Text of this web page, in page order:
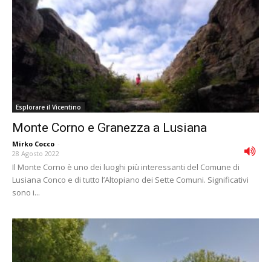
Esplorare il Vicentino
Monte Corno e Granezza a Lusiana
Mirko Cocco -
28 Agosto 2022
Il Monte Corno è uno dei luoghi più interessanti del Comune di
Lusiana Conco e di tutto l’Altopiano dei Sette Comuni. Significativi
sono i...